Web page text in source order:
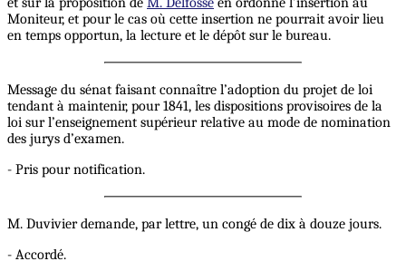
Moniteur, et pour le cas où cette insertion ne pourrait avoir lieu
en temps opportun, la lecture et le dépôt sur le bureau.
Message du sénat faisant connaître l’adoption du projet de loi
tendant à maintenir, pour 1841, les dispositions provisoires de la
loi sur l’enseignement supérieur relative au mode de nomination
des jurys d’examen.
- Pris pour notification.
M. Duvivier demande, par lettre, un congé de dix à douze jours.
- Accordé.